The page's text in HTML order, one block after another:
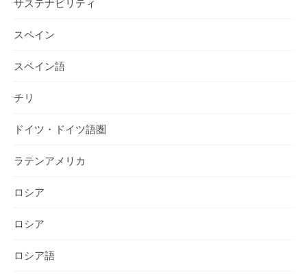
サステナビリティ
スペイン
スペイン語
チリ
ドイツ・ドイツ語圏
ラテンアメリカ
ロシア
ロシア
ロシア語